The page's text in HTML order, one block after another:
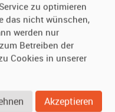
zu optimieren
das nicht wünschen,
werden nur
Betreiben der
Cookies in unserer
Akzeptieren